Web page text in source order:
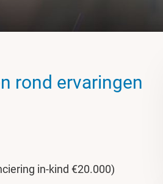
rond ervaringen
in-kind €20.000)